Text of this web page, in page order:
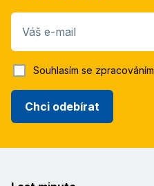
Váš e-mail
Chci odebírat
Souhlasím se zpracováním